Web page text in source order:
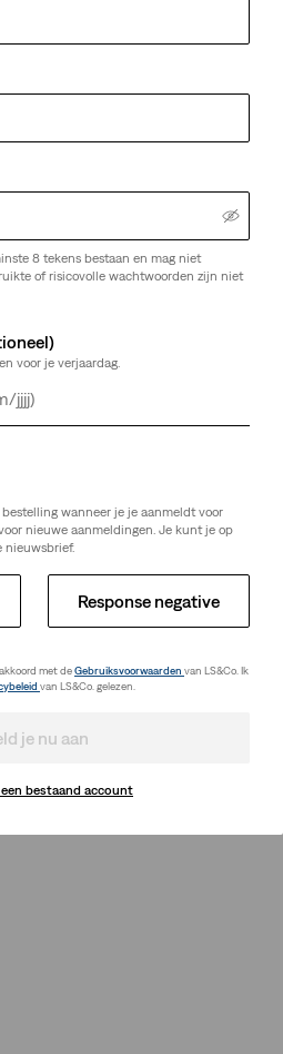
8 tekens bestaan en mag niet
of risicovolle wachtwoorden zijn niet
voor je verjaardag.
wanneer je je aanmeldt voor
nieuwe aanmeldingen. Je kunt je op
nieuwsbrief.
Response negative
met deGebruiksvoorwaarden van LS&Co. Ik
van LS&Co. gelezen.
je nu aan
bestaand account